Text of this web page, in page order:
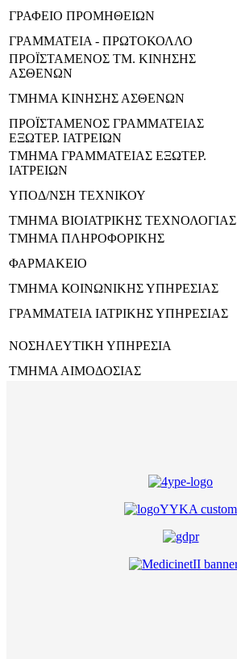
ΓΡΑΦΕΙΟ ΠΡΟΜΗΘΕΙΩΝ
ΓΡΑΜΜΑΤΕΙΑ - ΠΡΩΤΟΚΟΛΛΟ
ΠΡΟΪΣΤΑΜΕΝΟΣ ΤΜ. ΚΙΝΗΣΗΣ
ΑΣΘΕΝΩΝ
ΤΜΗΜΑ ΚΙΝΗΣΗΣ ΑΣΘΕΝΩΝ
ΠΡΟΪΣΤΑΜΕΝΟΣ ΓΡΑΜΜΑΤΕΙΑΣ
ΕΞΩΤΕΡ. ΙΑΤΡΕΙΩΝ
ΤΜΗΜΑ ΓΡΑΜΜΑΤΕΙΑΣ ΕΞΩΤΕΡ.
ΙΑΤΡΕΙΩΝ
ΥΠΟΔ/ΝΣΗ ΤΕΧΝΙΚΟΥ
ΤΜΗΜΑ ΒΙΟΙΑΤΡΙΚΗΣ ΤΕΧΝΟΛΟΓΙΑΣ
ΤΜΗΜΑ ΠΛΗΡΟΦΟΡΙΚΗΣ
ΦΑΡΜΑΚΕΙΟ
ΤΜΗΜΑ ΚΟΙΝΩΝΙΚΗΣ ΥΠΗΡΕΣΙΑΣ
ΓΡΑΜΜΑΤΕΙΑ ΙΑΤΡΙΚΗΣ ΥΠΗΡΕΣΙΑΣ
ΝΟΣΗΛΕΥΤΙΚΗ ΥΠΗΡΕΣΙΑ
ΤΜΗΜΑ ΑΙΜΟΔΟΣΙΑΣ